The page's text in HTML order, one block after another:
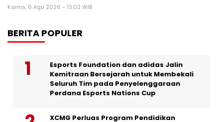
Kamis, 6 Agu 2026 - 13:02 WIB
BERITA POPULER
Esports Foundation dan adidas Jalin
Kemitraan Bersejarah untuk Membekali
Seluruh Tim pada Penyelenggaraan
Perdana Esports Nations Cup
XCMG Perluas Program Pendidikan